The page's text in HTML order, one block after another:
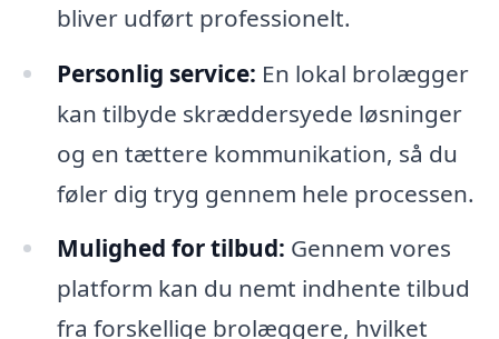
bliver udført professionelt.
Personlig service: En lokal brolægger
kan tilbyde skræddersyede løsninger
og en tættere kommunikation, så du
føler dig tryg gennem hele processen.
Mulighed for tilbud: Gennem vores
platform kan du nemt indhente tilbud
fra forskellige brolæggere, hvilket